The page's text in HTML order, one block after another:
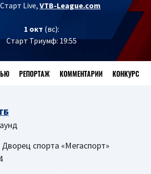
Старт Live, VTB-League.com
1 окт (вс):
Старт Триумф: 19:55
РЕПОРТАЖ КОММЕНТАРИИ КОНКУРС
спорта «Мегаспорт»